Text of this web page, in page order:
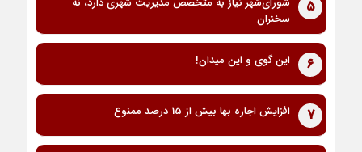
5
سخنران
6 این گوی و این میدان!
7 افزایش اجاره بها بیش از 15 درصد ممنوع